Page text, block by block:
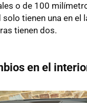
o de 100
tienen una en el
tienen dos.
en el